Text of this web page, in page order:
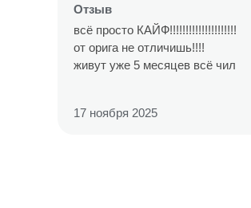
Отзыв
всё просто КАЙФ!!!!!!!!!!!!!!!!!!!!!
от орига не отличишь!!!!
живут уже 5 месяцев всё чил
17 ноября 2025